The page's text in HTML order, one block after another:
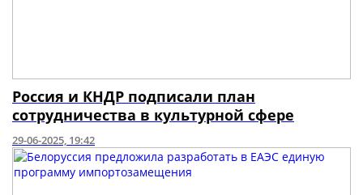
Россия и КНДР подписали план
сотрудничества в культурной сфере
29-06-2025, 19:42